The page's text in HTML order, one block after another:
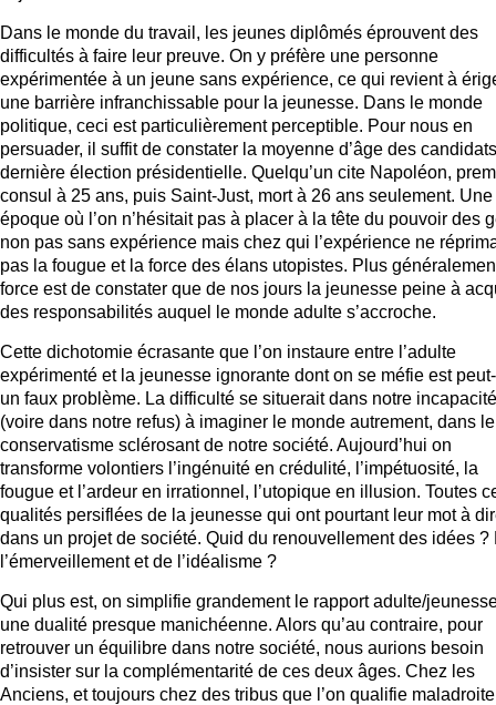
Dans le monde du travail, les jeunes diplômés éprouvent des
difficultés à faire leur preuve. On y préfère une personne
expérimentée à un jeune sans expérience, ce qui revient à
une barrière infranchissable pour la jeunesse. Dans le monde
politique, ceci est particulièrement perceptible. Pour nous en
persuader, il suffit de constater la moyenne d’âge des
dernière élection présidentielle. Quelqu’un cite Napoléon,
consul à 25 ans, puis Saint-Just, mort à 26 ans seulement. Une
époque où l’on n’hésitait pas à placer à la tête du pouvoir des
non pas sans expérience mais chez qui l’expérience ne
pas la fougue et la force des élans utopistes. Plus
force est de constater que de nos jours la jeunesse peine à
des responsabilités auquel le monde adulte s’accroche.
Cette dichotomie écrasante que l’on instaure entre l’adulte
expérimenté et la jeunesse ignorante dont on se méfie est
un faux problème. La difficulté se situerait dans notre incapacité
(voire dans notre refus) à imaginer le monde autrement, dans le
conservatisme sclérosant de notre société. Aujourd’hui on
transforme volontiers l’ingénuité en crédulité, l’impétuosité, la
fougue et l’ardeur en irrationnel, l’utopique en illusion. Toutes
qualités persiflées de la jeunesse qui ont pourtant leur mot à
dans un projet de société. Quid du renouvellement des idées ?
l’émerveillement et de l’idéalisme ?
Qui plus est, on simplifie grandement le rapport adulte/
une dualité presque manichéenne. Alors qu’au contraire, pour
retrouver un équilibre dans notre société, nous aurions besoin
d’insister sur la complémentarité de ces deux âges. Chez les
Anciens, et toujours chez des tribus que l’on qualifie